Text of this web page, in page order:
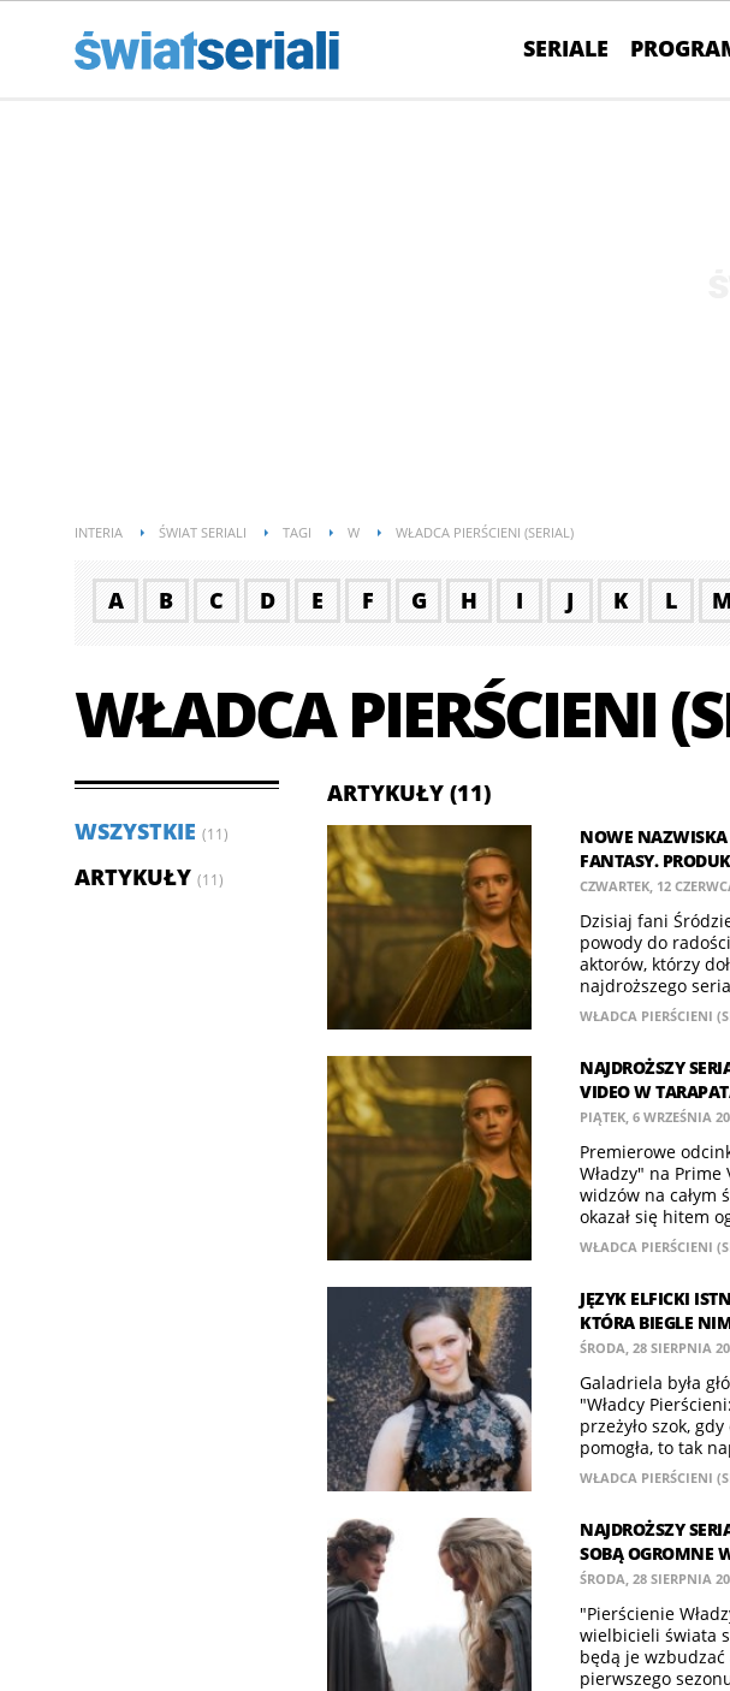
SERIALE
INTERIA ŚWIAT SERIALI TAGI W WŁADCA PIERŚCIENI (SERIAL)
A B C D E F G H I J K L M
WŁADCA PIERŚCIENI
WSZYSTKIE (11)
ARTYKUŁY (11)
ARTYKUŁY (11)
NOWE
FANTASY.
CZWARTEK, 12
Dzisiaj fani
powody do
aktorów, którzy
najdroższego
WŁADCA PIERŚCIENI
NAJDROŻSZY
VIDEO W
PIĄTEK, 6 WRZEŚNIA
Premierowe
Władzy" na
widzów na całym
okazał się hitem
WŁADCA PIERŚCIENI
JĘZYK ELFICKI
KTÓRA BIEGLE
ŚRODA, 28 SIERPNIA
Galadriela była
"Władcy
przeżyło szok,
pomogła, to tak
WŁADCA PIERŚCIENI
NAJDROŻSZY
SOBĄ OGROMNE
ŚRODA, 28 SIERPNIA
"Pierścienie
wielbicieli świata
będą je wzbudzać
pierwszego